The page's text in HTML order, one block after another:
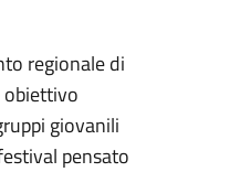
regionale di
obiettivo
giovanili
pensato